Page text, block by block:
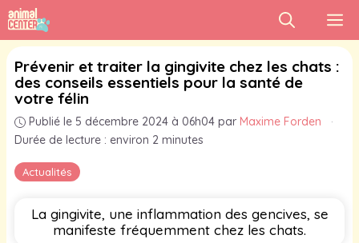
Aller
au
contenu
Actualités
Prévenir et traiter la gingivite chez les chats :
des conseils essentiels pour la santé de
votre félin
Publié le 5 décembre 2024 à 06h04 par Maxime Forden
·
Durée de lecture : environ 2 minutes
La gingivite, une inflammation des gencives, se
manifeste fréquemment chez les chats.